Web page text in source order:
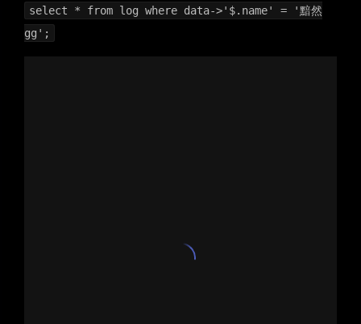
select * from log where data->'$.name' = '黯然
gg';